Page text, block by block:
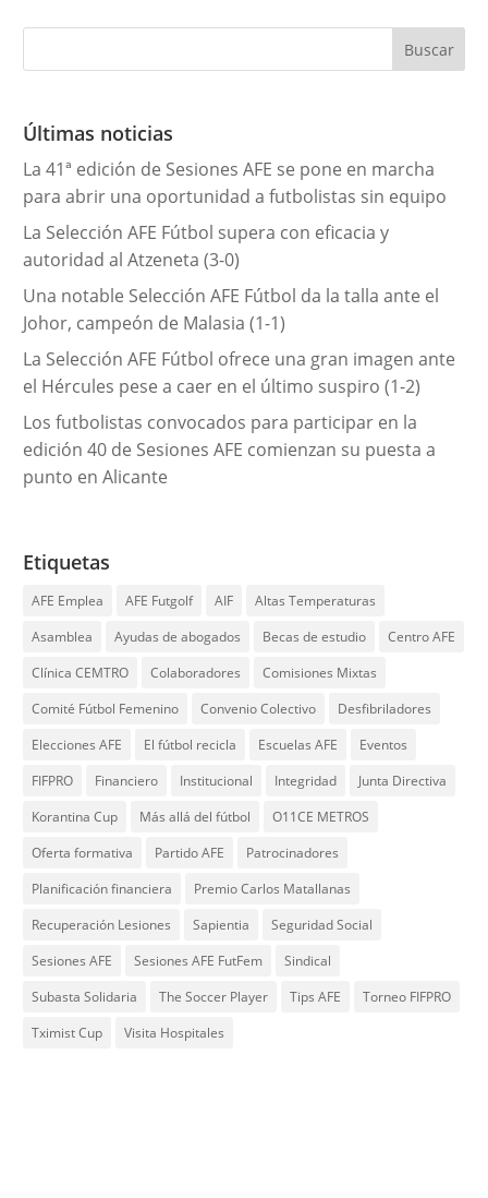
g
r
a
s
Últimas noticias
La 41ª edición de Sesiones AFE se pone en marcha
para abrir una oportunidad a futbolistas sin equipo
La Selección AFE Fútbol supera con eficacia y
autoridad al Atzeneta (3-0)
Una notable Selección AFE Fútbol da la talla ante el
Johor, campeón de Malasia (1-1)
La Selección AFE Fútbol ofrece una gran imagen ante
el Hércules pese a caer en el último suspiro (1-2)
Los futbolistas convocados para participar en la
edición 40 de Sesiones AFE comienzan su puesta a
punto en Alicante
Etiquetas
AFE Emplea AFE Futgolf AIF
Altas Temperaturas
Asamblea
Ayudas de abogados Becas de estudio
Centro AFE
Clínica CEMTRO
Colaboradores
Comisiones Mixtas
Comité Fútbol Femenino
Convenio Colectivo
Desfibriladores
Elecciones AFE
El fútbol recicla Escuelas AFE
Eventos
FIFPRO
Financiero Institucional Integridad
Junta Directiva
Korantina Cup
Más allá del fútbol
O11CE METROS
Oferta formativa
Partido AFE
Patrocinadores
Planificación financiera
Premio Carlos Matallanas
Recuperación Lesiones
Sapientia
Seguridad Social
Sesiones AFE
Sesiones AFE FutFem
Sindical
Subasta Solidaria
The Soccer Player Tips AFE
Torneo FIFPRO
Tximist Cup
Visita Hospitales